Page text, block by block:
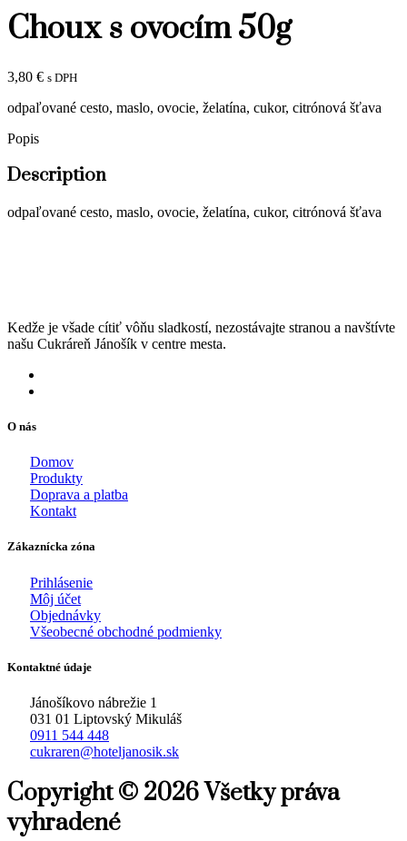
Choux s ovocím 50g
3,80 € s DPH
odpaľované cesto, maslo, ovocie, želatína, cukor, citrónová šťava
Popis
Description
odpaľované cesto, maslo, ovocie, želatína, cukor, citrónová šťava
Kedže je všade cítiť vôňu sladkostí, nezostávajte stranou a navštívte
našu Cukráreň Jánošík v centre mesta.
O nás
Domov
Produkty
Doprava a platba
Kontakt
Zákaznícka zóna
Prihlásenie
Môj účet
Objednávky
Všeobecné obchodné podmienky
Kontaktné údaje
Jánošíkovo nábrežie 1
031 01 Liptovský Mikuláš
0911 544 448
cukraren@hoteljanosik.sk
Copyright © 2026 Všetky práva
vyhradené